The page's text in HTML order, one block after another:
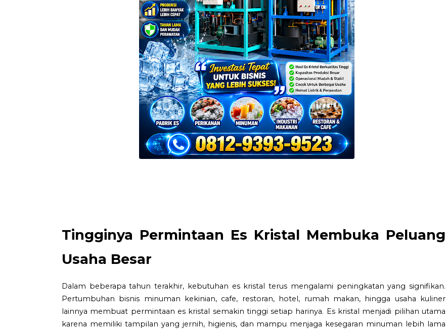
Tingginya Permintaan Es Kristal Membuka Peluang
Usaha Besar
Dalam beberapa tahun terakhir, kebutuhan es kristal terus mengalami peningkatan yang signifikan.
Pertumbuhan bisnis minuman kekinian, cafe, restoran, hotel, rumah makan, hingga usaha kuliner
lainnya membuat permintaan es kristal semakin tinggi setiap harinya. Es kristal menjadi pilihan utama
karena memiliki tampilan yang jernih, higienis, dan mampu menjaga kesegaran minuman lebih lama